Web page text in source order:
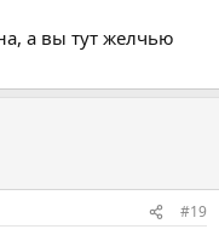
а вы тут желчью
#19